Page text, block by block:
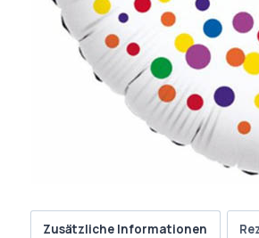
Zusätzliche Informationen